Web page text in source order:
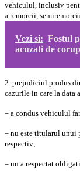
vehiculul, inclusiv
a remorcii,
Vezi si: Fostul
acuzati de
2. prejudiciul produs
cazurile in care la data
– a condus vehiculul fa
– nu este titularul unui
respectiv;
– nu a respectat obligat